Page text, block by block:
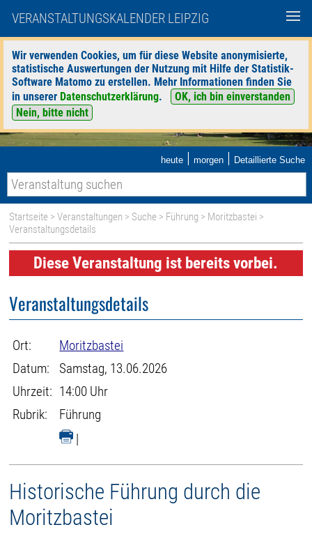
VERANSTALTUNGSKALENDER LEIPZIG
Wir verwenden Cookies, um für diese Website anonymisierte,
statistische Auswertungen der Nutzung mit Hilfe der Statistik-
Software Matomo zu erstellen. Mehr Informationen finden Sie
in unserer Datenschutzerklärung.
OK, ich bin einverstanden
Nein, bitte nicht
heute | morgen | Detaillierte Suche
Startseite >Veranstaltungen > Suche > Führung > Moritzbastei >
Veranstaltungsdetails
Diese Veranstaltung ist bereits vorbei.
Veranstaltungsdetails
Ort:
Moritzbastei
Datum:
Samstag, 13.06.2026
Uhrzeit: 14:00 Uhr
Rubrik:
Führung
|
Historische Führung durch die
Moritzbastei